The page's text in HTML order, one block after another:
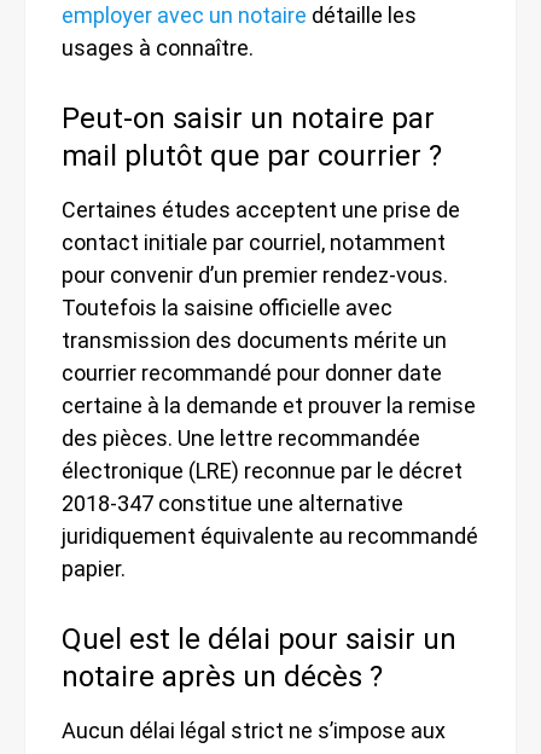
employer avec un notaire détaille les
usages à connaître.
Peut-on saisir un notaire par
mail plutôt que par courrier ?
Certaines études acceptent une prise de
contact initiale par courriel, notamment
pour convenir d’un premier rendez-vous.
Toutefois la saisine officielle avec
transmission des documents mérite un
courrier recommandé pour donner date
certaine à la demande et prouver la remise
des pièces. Une lettre recommandée
électronique (LRE) reconnue par le décret
2018-347 constitue une alternative
juridiquement équivalente au recommandé
papier.
Quel est le délai pour saisir un
notaire après un décès ?
Aucun délai légal strict ne s’impose aux